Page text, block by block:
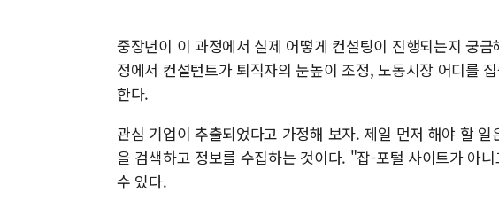
중장년이 이 과정에서 실제 어떻게 컨설팅이 진행되는지 궁
정에서 컨설턴트가 퇴직자의 눈높이 조정, 노동시장 어디를
한다.
관심 기업이 추출되었다고 가정해 보자. 제일 먼저 해야 할
을 검색하고 정보를 수집하는 것이다. "잡-포털 사이트가 아
수 있다.